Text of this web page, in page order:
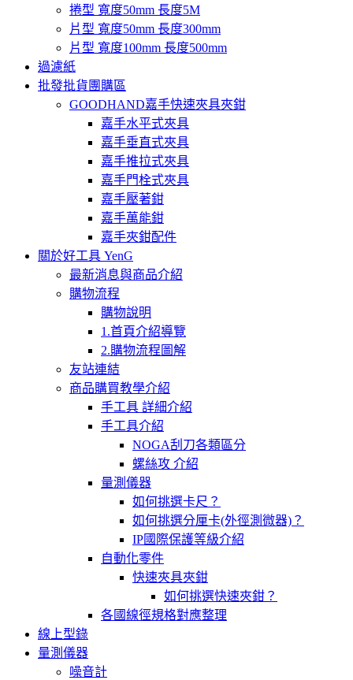
捲型 寬度50mm 長度5M
片型 寬度50mm 長度300mm
片型 寬度100mm 長度500mm
過濾紙
批發批貨團購區
GOODHAND嘉手快速夾具夾鉗
嘉手水平式夾具
嘉手垂直式夾具
嘉手推拉式夾具
嘉手門栓式夾具
嘉手壓著鉗
嘉手萬能鉗
嘉手夾鉗配件
關於好工具 YenG
最新消息與商品介紹
購物流程
購物說明
1.首頁介紹導覽
2.購物流程圖解
友站連結
商品購買教學介紹
手工具 詳細介紹
手工具介紹
NOGA刮刀各類區分
螺絲攻 介紹
量測儀器
如何挑選卡尺？
如何挑選分厘卡(外徑測微器)？
IP國際保護等級介紹
自動化零件
快速夾具夾鉗
如何挑選快速夾鉗？
各國線徑規格對應整理
線上型錄
量測儀器
噪音計